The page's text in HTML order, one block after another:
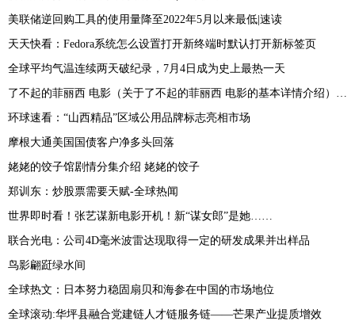
美联储逆回购工具的使用量降至2022年5月以来最低|速读
天天快看：Fedora系统怎么设置打开新终端时默认打开新标签页
全球平均气温连续两天破纪录，7月4日成为史上最热一天
环球速看：“山西精品”区域公用品牌标志亮相市场
摩根大通美国国债客户净多头回落
姥姥的饺子馆剧情分集介绍 姥姥的饺子
郑训东：炒股票需要天赋-全球热闻
世界即时看！张艺谋新电影开机！新“谋女郎”是她……
联合光电：公司4D毫米波雷达现取得一定的研发成果并出样品
鸟影翩跹绿水间
全球热文：日本努力稳固扇贝和海参在中国的市场地位
全球滚动:华坪县融合党建链人才链服务链——芒果产业提质增效